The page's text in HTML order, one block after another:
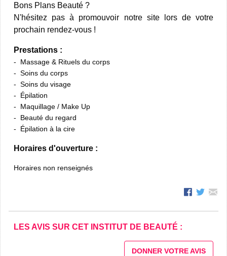
Bons Plans Beauté ?
N'hésitez pas à promouvoir notre site lors de votre
prochain rendez-vous !
Prestations :
Massage & Rituels du corps
Soins du corps
Soins du visage
Épilation
Maquillage / Make Up
Beauté du regard
Épilation à la cire
Horaires d'ouverture :
Horaires non renseignés
LES AVIS SUR CET INSTITUT DE BEAUTÉ :
DONNER VOTRE AVIS